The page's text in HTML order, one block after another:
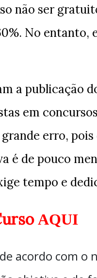
não ser
No entanto,
a publicação
em
erro,
é de pouco
tempo e
AQUI
acordo com o